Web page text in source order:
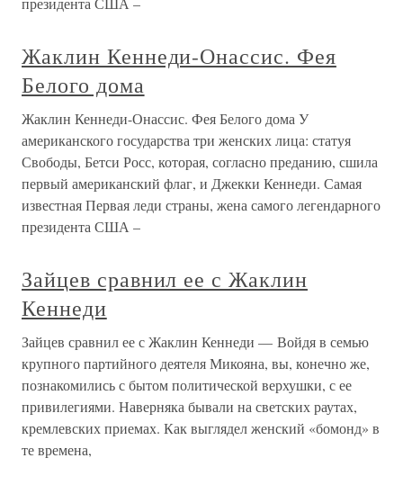
Жаклин Кеннеди-Онассис. Фея
Белого дома
Жаклин Кеннеди-Онассис. Фея Белого дома У
американского государства три женских лица: статуя
Свободы, Бетси Росс, которая, согласно преданию, сшила
первый американский флаг, и Джекки Кеннеди. Самая
известная Первая леди страны, жена самого легендарного
президента США –
Зайцев сравнил ее с Жаклин
Кеннеди
Зайцев сравнил ее с Жаклин Кеннеди — Войдя в семью
крупного партийного деятеля Микояна, вы, конечно же,
познакомились с бытом политической верхушки, с ее
привилегиями. Наверняка бывали на светских раутах,
кремлевских приемах. Как выглядел женский «бомонд» в
те времена,